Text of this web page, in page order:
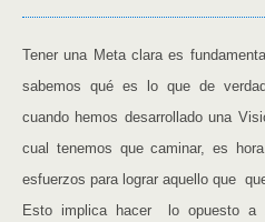
Tener una Meta clara es
sabemos qué es lo que de
cuando hemos desarrollado una
cual tenemos que caminar, es
esfuerzos para lograr aquello que
Esto implica hacer lo opuesto a